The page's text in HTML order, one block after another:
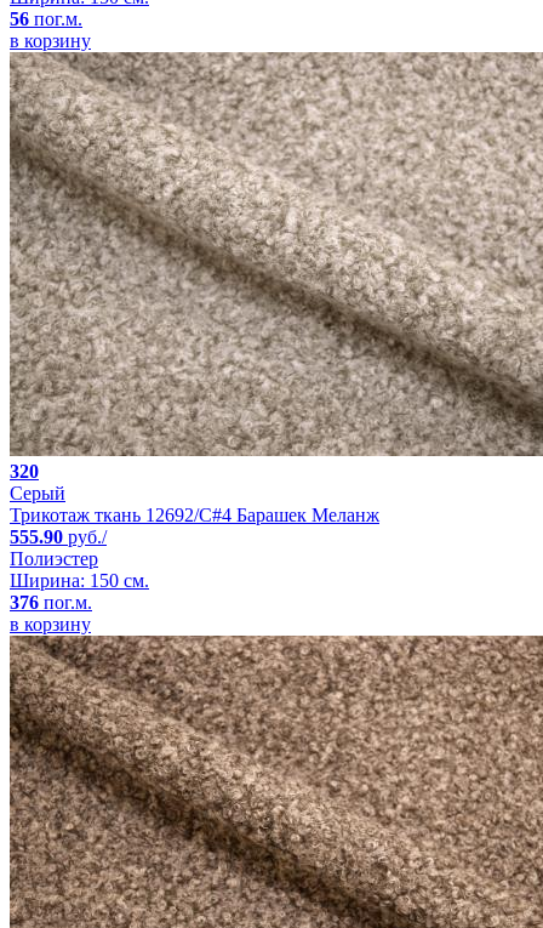
56 пог.м.
в корзину
320
Серый
Трикотаж ткань 12692/C#4 Барашек Меланж
555.90 руб./
Полиэстер
Ширина: 150 см.
376 пог.м.
в корзину